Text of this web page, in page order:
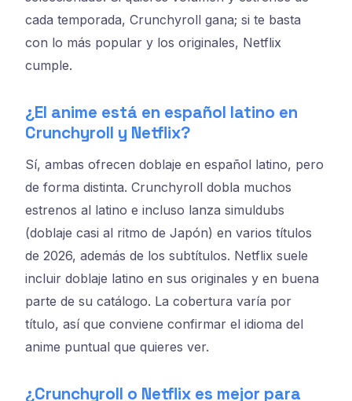
cada temporada, Crunchyroll gana; si te basta
con lo más popular y los originales, Netflix
cumple.
¿El anime está en español latino en
Crunchyroll y Netflix?
Sí, ambas ofrecen doblaje en español latino, pero
de forma distinta. Crunchyroll dobla muchos
estrenos al latino e incluso lanza simuldubs
(doblaje casi al ritmo de Japón) en varios títulos
de 2026, además de los subtítulos. Netflix suele
incluir doblaje latino en sus originales y en buena
parte de su catálogo. La cobertura varía por
título, así que conviene confirmar el idioma del
anime puntual que quieres ver.
¿Crunchyroll o Netflix es mejor para